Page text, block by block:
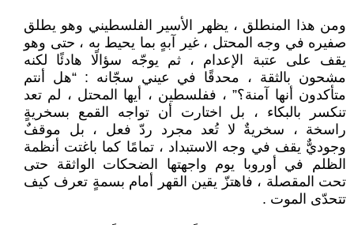
ومن هذا المنطلق ، يظهر الأسير الفلسطيني وهو يطلق
صفيره في وجه المحتل ، غير آبهٍ بما يحيط به ، حتى وهو
يقف على عتبة الإعدام ، ثم يوجّه سؤالًا هادئًا لكنه
مشحون بالثقة ، محدقًا في عيني سجّانه : “هل أنتم
متأكدون أنها آمنة؟” ، ففلسطين ، أيها المحتل ، لم تعد
تنكسر بالبكاء ، بل اختارت أن تواجه القمع بسخريةٍ
راسخة ، سخريةٌ لا تُعد مجرد ردّ فعل ، بل موقفٌ
وجوديٌّ يقف في وجه الاستبداد ، تمامًا كما باغتت أنظمة
الظلم في أوروبا يوم واجهتها الضحكات الواثقة حتى
تحت المقصلة ، فاهتزّ يقين القهر أمام بسمةٍ تعرف كيف
تتحدّى الموت .